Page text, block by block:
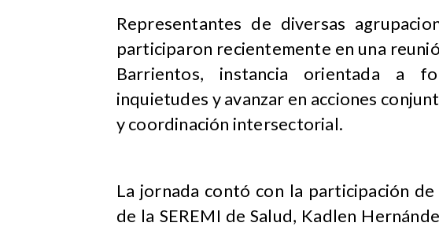
Representantes de diversas
participaron recientemente en una
Barrientos, instancia orientada a
inquietudes y avanzar en acciones
y coordinación intersectorial.
La jornada contó con la participación
de la SEREMI de Salud, Kadlen